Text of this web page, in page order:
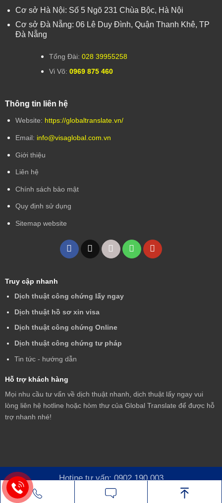
Cơ sở Hà Nội: Số 5 Ngõ 231 Chùa Bộc, Hà Nội
Cơ sở Đà Nẵng: 06 Lê Duy Đình, Quận Thanh Khê, TP
Đà Nẵng
Tổng Đài:028 39955258
Vi Võ:0969 875 460
Thông tin liên hệ
Website: https://globaltranslate.vn/
Email: info@visaglobal.com.vn
Giới thiệu
Liên hệ
Chính sách bảo mật
Quy định sử dụng
Sitemap website
Truy cập nhanh
Dịch thuật công chứng lấy ngay
Dịch thuật hồ sơ xin visa
Dịch thuật công chứng Online
Dịch thuật công chứng tư pháp
Tin tức - hướng dẫn
Hỗ trợ khách hàng
Mọi nhu cầu tư vấn về dịch thuật nhanh, dịch thuật lấy ngay vui
lòng liên hệ hotline hoặc hòm thư của Global Translate để được hỗ
trợ nhanh nhé!
Hotine tư vấn: 0902.190.003
Copyright by 2026 ©